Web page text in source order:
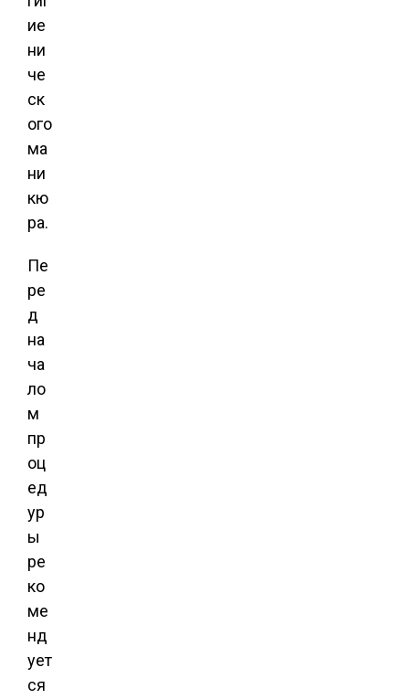
ие
ни
че
ск
ого
ма
ни
кю
ра.
Пе
ре
д
на
ча
ло
м
пр
оц
ед
ур
ы
ре
ко
ме
нд
ует
ся